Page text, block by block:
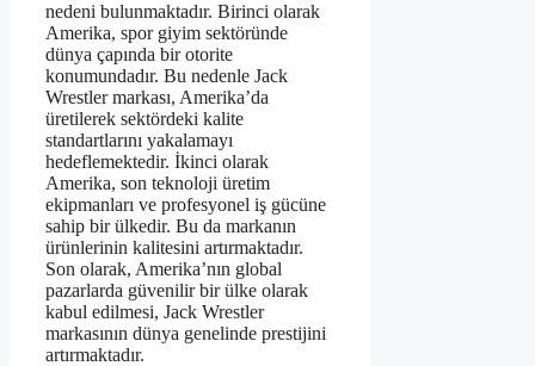
nedeni bulunmaktadır. Birinci olarak
Amerika, spor giyim sektöründe
dünya çapında bir otorite
konumundadır. Bu nedenle Jack
Wrestler markası, Amerika’da
üretilerek sektördeki kalite
standartlarını yakalamayı
hedeflemektedir. İkinci olarak
Amerika, son teknoloji üretim
ekipmanları ve profesyonel iş gücüne
sahip bir ülkedir. Bu da markanın
ürünlerinin kalitesini artırmaktadır.
Son olarak, Amerika’nın global
pazarlarda güvenilir bir ülke olarak
kabul edilmesi, Jack Wrestler
markasının dünya genelinde prestijini
artırmaktadır.